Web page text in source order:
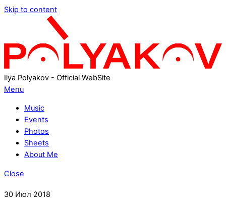
Skip to content
Ilya Polyakov - Official WebSite
Menu
Music
Events
Photos
Sheets
About Me
Close
30 Июл 2018